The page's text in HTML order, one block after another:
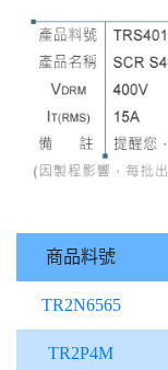
商品料號
TR2N6565
TR2P4M